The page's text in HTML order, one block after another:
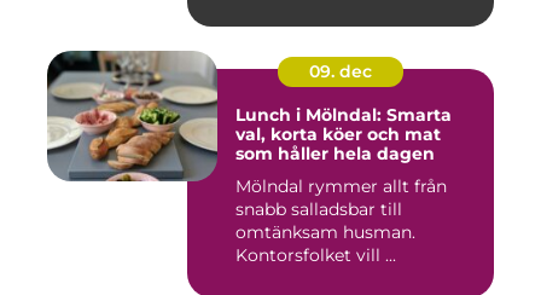
09. dec
Lunch i Mölndal: Smarta
val, korta köer och mat
som håller hela dagen
Mölndal rymmer allt från
snabb salladsbar till
omtänksam husman.
Kontorsfolket vill ...